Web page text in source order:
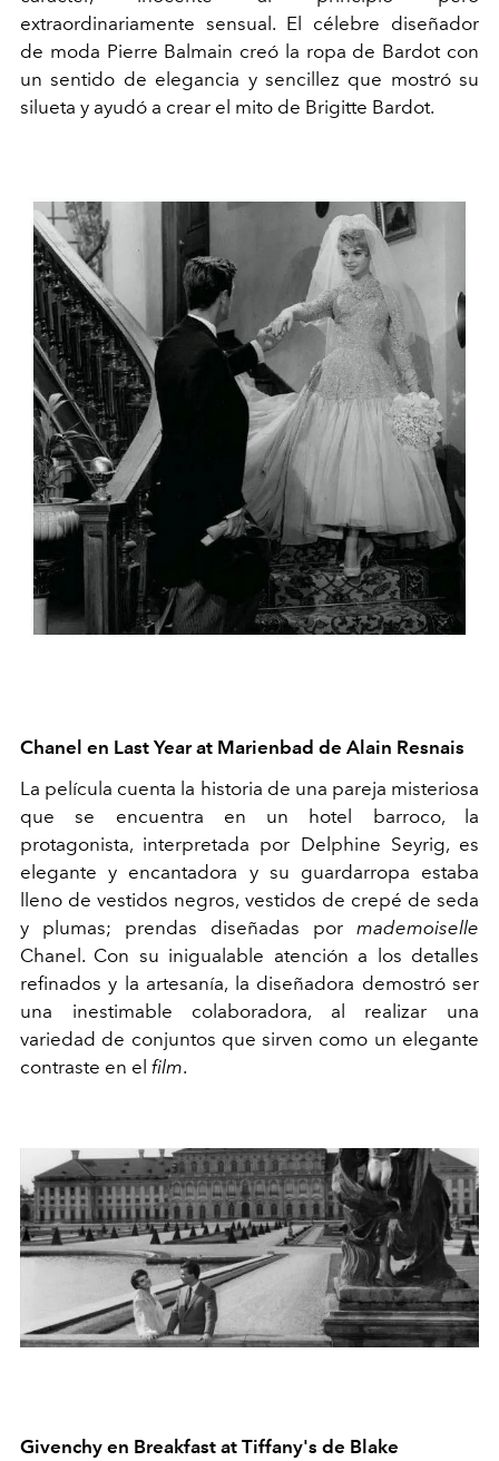
extraordinariamente sensual. El célebre diseñador
de moda Pierre Balmain creó la ropa de Bardot con
un sentido de elegancia y sencillez que mostró su
silueta y ayudó a crear el mito de Brigitte Bardot.
Chanel en Last Year at Marienbad de Alain Resnais
La película cuenta la historia de una pareja misteriosa
que se encuentra en un hotel barroco, la
protagonista, interpretada por Delphine Seyrig, es
elegante y encantadora y su guardarropa estaba
lleno de vestidos negros, vestidos de crepé de seda
y plumas; prendas diseñadas por mademoiselle
Chanel. Con su inigualable atención a los detalles
refinados y la artesanía, la diseñadora demostró ser
una inestimable colaboradora, al realizar una
variedad de conjuntos que sirven como un elegante
contraste en el film.
Givenchy en Breakfast at Tiffany's de Blake